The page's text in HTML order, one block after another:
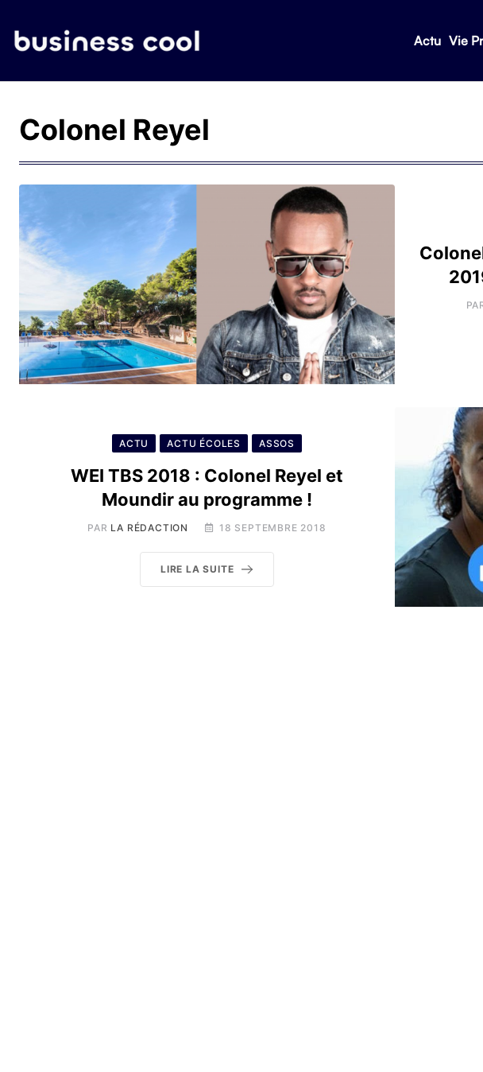
Actu Vie
Colonel Reyel
ACTU ACTU ÉCOLES ASSOS
WEI TBS 2018 : Colonel Reyel et
Moundir au programme !
PAR LA RÉDACTION 18 SEPTEMBRE 2018
LIRE LA SUITE